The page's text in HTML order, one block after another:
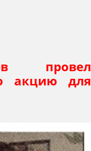
провел
акцию для